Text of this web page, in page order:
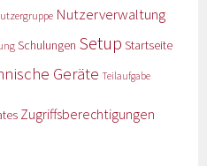
Nutzerverwaltung
Schulungen Setup Startseite
Geräte Teilaufgabe
Zugriffsberechtigungen